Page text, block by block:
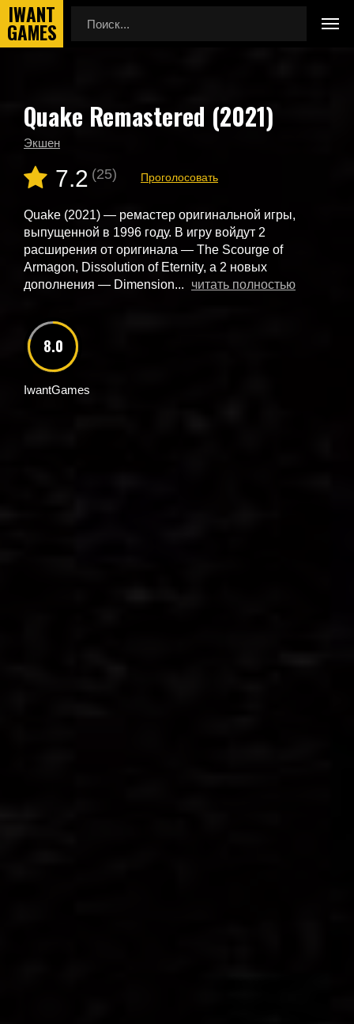
Главная
Новые игры
Quake Remastered (2021)
Quake Remastered (2021)
Экшен
7.2 (25) Проголосовать
Quake (2021) — ремастер оригинальной игры,
выпущенной в 1996 году. В игру войдут 2
расширения от оригинала — The Scourge of
Armagon, Dissolution of Eternity, а 2 новых
дополнения — Dimension...
читать полностью
8.0
IwantGames